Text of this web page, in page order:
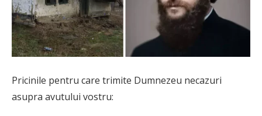
Pricinile pentru care trimite Dumnezeu necazuri
asupra avutului vostru: